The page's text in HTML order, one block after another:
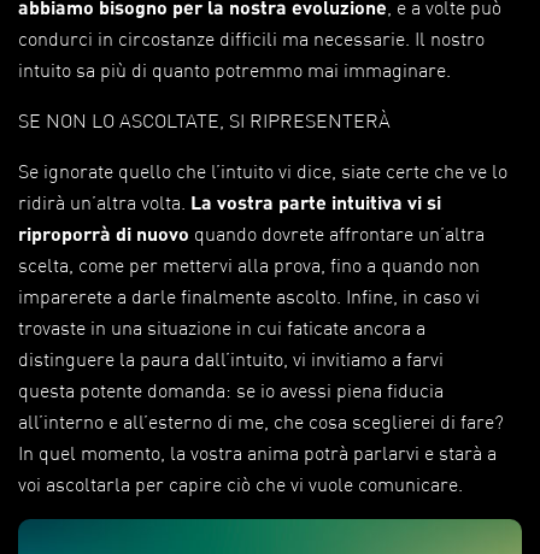
abbiamo bisogno per la nostra evoluzione, e a volte può
condurci in circostanze difficili ma necessarie. Il nostro
intuito sa più di quanto potremmo mai immaginare.
SE NON LO ASCOLTATE, SI RIPRESENTERÀ
Se ignorate quello che l’intuito vi dice, siate certe che ve lo
ridirà un’altra volta. La vostra parte intuitiva vi si
riproporrà di nuovo quando dovrete affrontare un’altra
scelta, come per mettervi alla prova, fino a quando non
imparerete a darle finalmente ascolto. Infine, in caso vi
trovaste in una situazione in cui faticate ancora a
distinguere la paura dall’intuito, vi invitiamo a farvi
questa potente domanda: se io avessi piena fiducia
all’interno e all’esterno di me, che cosa sceglierei di fare?
In quel momento, la vostra anima potrà parlarvi e starà a
voi ascoltarla per capire ciò che vi vuole comunicare.